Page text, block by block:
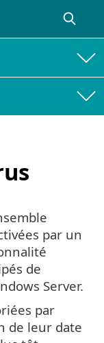
par un
de
Server.
par
de leur date